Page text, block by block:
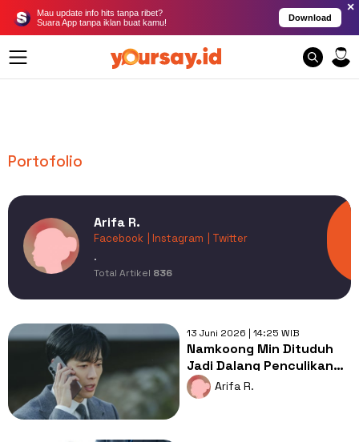
Mau update info hits tanpa ribet?
Suara App tanpa iklan buat kamu!
Download
×
Portofolio
Arifa R.
Facebook | Instagram
| Twitter
.
Total Artikel 836
13 Juni 2026 | 14:25 WIB
Namkoong Min Dituduh
Jadi Dalang Penculikan
Istri di Drama The
Husband
Arifa R.